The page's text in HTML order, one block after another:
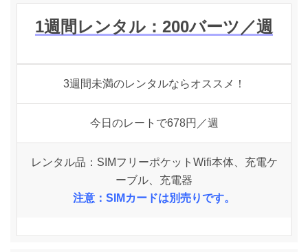
1週間レンタル： 200バーツ ／週
3週間未満のレンタルならオススメ！
今日のレートで678円／週
レンタル品：SIMフリーポケットWifi本体、充電ケ
ーブル、充電器
注意：SIMカードは別売りです。